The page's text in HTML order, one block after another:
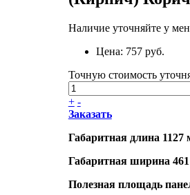
Наличие уточняйте у
Цена: 757 руб.
Точную стоимость
+ -
Заказать
Габаритная длина 1127
Габаритная ширина
Полезная площадь